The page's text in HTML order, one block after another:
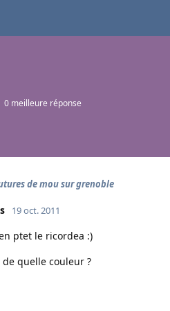
0 meilleure réponse
de mou sur grenoble
19 oct. 2011
ptet le ricordea :)
de quelle couleur ?